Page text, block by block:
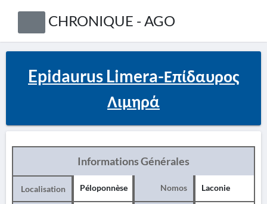
CHRONIQUE - AGO
Epidaurus Limera-Επίδαυρος
Λιμηρά
Informations Générales
Localisation Péloponnèse Nomos Laconie